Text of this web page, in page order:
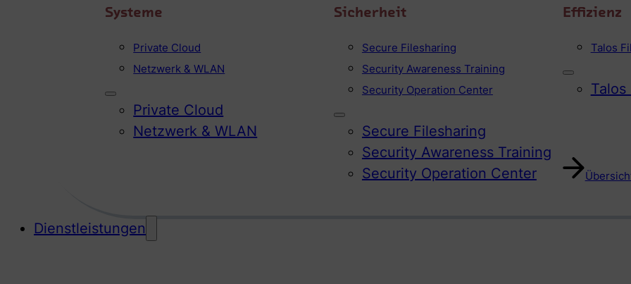
Systeme
Private Cloud
Netzwerk & WLAN
Private Cloud
Netzwerk & WLAN
Sicherheit
Secure Filesharing
Security Awareness Training
Security Operation Center
Secure Filesharing
Security Awareness Training
Security Operation Center
Effizienz
Talos
Dienstleistungen